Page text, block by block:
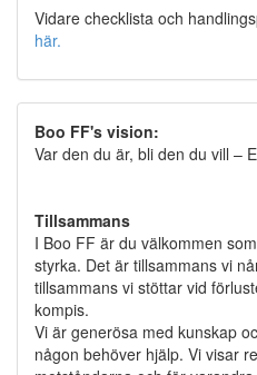
Vidare checklista och
här.
Boo FF's vision:
Var den du är, bli den du vill –
Tillsammans
I Boo FF är du välkommen
styrka. Det är tillsammans vi
tillsammans vi stöttar vid
kompis.
Vi är generösa med kunskap
någon behöver hjälp. Vi visar